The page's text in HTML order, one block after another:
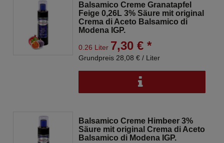
Balsamico Creme Granatapfel
Feige 0,26L 3% Säure mit original
Crema di Aceto Balsamico di
Modena IGP.
0.26 Liter 7,30 € *
Grundpreis 28,08 € / Liter
Balsamico Creme Himbeer 3%
Säure mit original Crema di Aceto
Balsamico di Modena IGP.